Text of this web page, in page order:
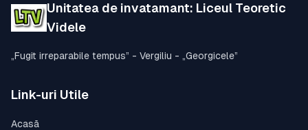
Unitatea de invatamant: Liceul Teoretic
Videle
„Fugit irreparabile tempus” - Vergiliu - „Georgicele”
Link-uri Utile
Acasă